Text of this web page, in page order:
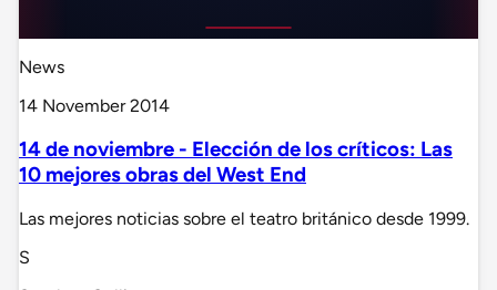
News
14 November 2014
14 de noviembre - Elección de los críticos: Las
10 mejores obras del West End
Las mejores noticias sobre el teatro británico desde 1999.
S